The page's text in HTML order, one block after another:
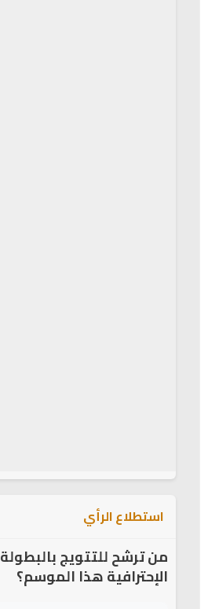
استطلاع الرأي
من ترشح للتتويج بالبطولة
الإحترافية هذا الموسم؟